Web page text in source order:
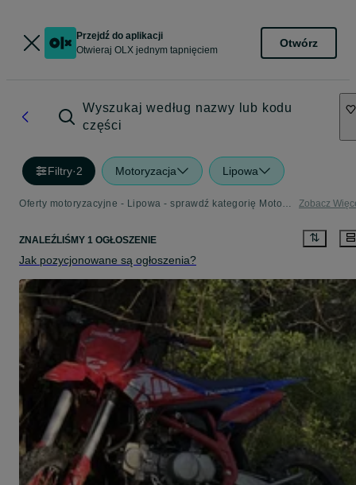
Przejdź do aplikacji
Otwieraj OLX jednym tapnięciem
Otwórz
Wyszukaj według nazwy lub kodu
części
Filtry·2 Motoryzacja Lipowa
Oferty motoryzacyjne - Lipowa - sprawdź kategorię Motoryzacja Zobacz
ZNALEŹLIŚMY 1 OGŁOSZENIE
Jak pozycjonowane są ogłoszenia?